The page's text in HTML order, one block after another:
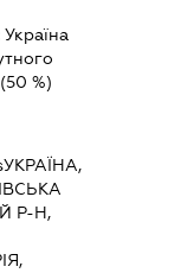
Україна
(50 %)
УКРАЇНА,
Р-Н,